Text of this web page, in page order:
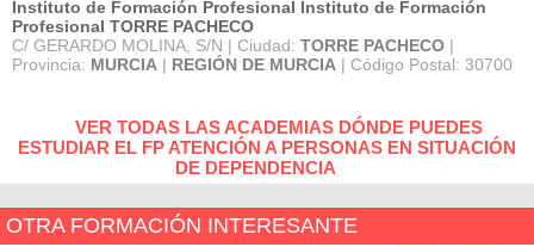
Instituto de Formación Profesional Instituto de Formación
Profesional TORRE PACHECO
C/ GERARDO MOLINA, S/N | Ciudad: TORRE PACHECO |
Provincia: MURCIA | REGIÓN DE MURCIA | Código Postal: 30700
VER TODAS LAS ACADEMIAS DÓNDE PUEDES
ESTUDIAR EL FP ATENCIÓN A PERSONAS EN SITUACIÓN
DE DEPENDENCIA
OTRA FORMACIÓN INTERESANTE